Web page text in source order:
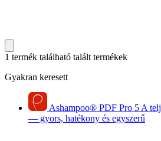
1 termék található talált termékek
Gyakran keresett
Ashampoo® PDF Pro 5 A
— gyors, hatékony és egyszerű